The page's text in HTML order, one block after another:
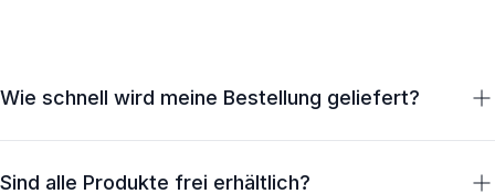
Wie schnell wird meine Bestellung geliefert?
Regel innerhalb von 1–2 Werktagen. Die Zustellung erfolgt
Sind alle Produkte frei erhältlich?